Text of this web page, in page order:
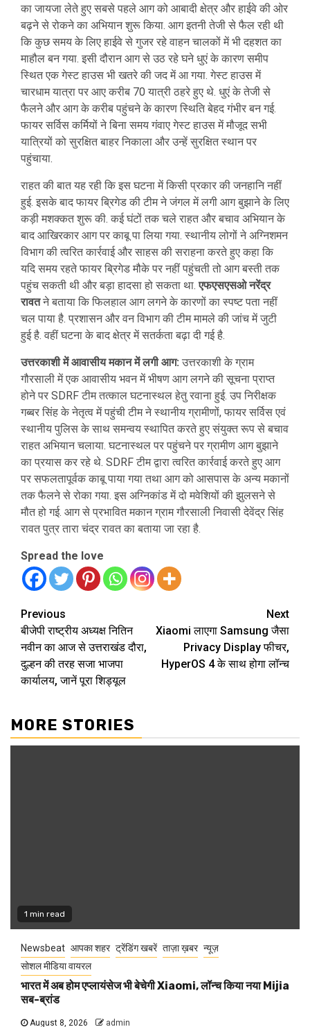
का जायजा लेते हुए सबसे पहले आग को आबादी क्षेत्र और हाईवे की ओर
बढ़ने से रोकने का अभियान शुरू किया. आग इतनी तेजी से फैल रही थी
कि कुछ समय के लिए हाईवे से गुजर रहे वाहन चालकों में भी दहशत का
माहौल बन गया. इसी दौरान आग से उठ रहे घने धुएं के कारण समीप
स्थित एक गेस्ट हाउस भी खतरे की जद में आ गया. गेस्ट हाउस में
चारधाम यात्रा पर आए करीब 70 यात्री ठहरे हुए थे. धुएं के तेजी से
फैलने और आग के करीब पहुंचने के कारण स्थिति बेहद गंभीर बन गई.
फायर सर्विस कर्मियों ने बिना समय गंवाए गेस्ट हाउस में मौजूद सभी
यात्रियों को सुरक्षित बाहर निकाला और उन्हें सुरक्षित स्थान पर
पहुंचाया.
राहत की बात यह रही कि इस घटना में किसी प्रकार की जनहानि नहीं
हुई. इसके बाद फायर ब्रिगेड की टीम ने जंगल में लगी आग बुझाने के लिए
कड़ी मशक्कत शुरू की. कई घंटों तक चले राहत और बचाव अभियान के
बाद आखिरकार आग पर काबू पा लिया गया. स्थानीय लोगों ने अग्निशमन
विभाग की त्वरित कार्रवाई और साहस की सराहना करते हुए कहा कि
यदि समय रहते फायर ब्रिगेड मौके पर नहीं पहुंचती तो आग बस्ती तक
पहुंच सकती थी और बड़ा हादसा हो सकता था.एफएसएसओ नरेंद्र
रावतने बताया कि फिलहाल आग लगने के कारणों का स्पष्ट पता नहीं
चल पाया है. प्रशासन और वन विभाग की टीम मामले की जांच में जुटी
हुई है. वहीं घटना के बाद क्षेत्र में सतर्कता बढ़ा दी गई है.
उत्तरकाशी में आवासीय मकान में लगी आग: उत्तरकाशी के ग्राम
गौरसाली में एक आवासीय भवन में भीषण आग लगने की सूचना प्राप्त
होने पर SDRF टीम तत्काल घटनास्थल हेतु रवाना हुई. उप निरीक्षक
गब्बर सिंह के नेतृत्व में पहुंची टीम ने स्थानीय ग्रामीणों, फायर सर्विस एवं
स्थानीय पुलिस के साथ समन्वय स्थापित करते हुए संयुक्त रूप से बचाव
राहत अभियान चलाया. घटनास्थल पर पहुंचने पर ग्रामीण आग बुझाने
का प्रयास कर रहे थे. SDRF टीम द्वारा त्वरित कार्रवाई करते हुए आग
पर सफलतापूर्वक काबू पाया गया तथा आग को आसपास के अन्य मकानों
तक फैलने से रोका गया. इस अग्निकांड में दो मवेशियों की झुलसने से
मौत हो गई. आग से प्रभावित मकान ग्राम गौरसाली निवासी देवेंद्र सिंह
रावत पुत्र तारा चंद्र रावत का बताया जा रहा है.
Spread the love
Continue
Reading
Previous
बीजेपी राष्ट्रीय अध्यक्ष नितिन
नवीन का आज से उत्तराखंड दौरा,
दुल्हन की तरह सजा भाजपा
कार्यालय, जानें पूरा शिड्यूल
Next
Xiaomi लाएगा Samsung जैसा
Privacy Display फीचर,
HyperOS 4 के साथ होगा लॉन्च
MORE STORIES
1 min read
Newsbeat आपका शहर ट्रेंडिंग खबरें ताज़ा ख़बर न्यूज़
सोशल मीडिया वायरल
भारत में अब होम एप्लायंसेज भी बेचेगी Xiaomi, लॉन्च किया नया Mijia
सब-ब्रांड
August 8, 2026 admin